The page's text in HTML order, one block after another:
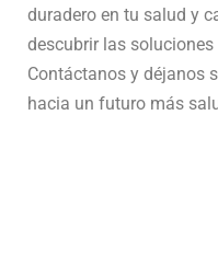
duradero en tu salud y
descubrir las
Contáctanos y déjanos
hacia un futuro más